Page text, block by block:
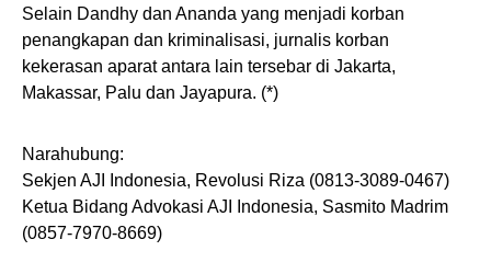
Selain Dandhy dan Ananda yang menjadi korban
penangkapan dan kriminalisasi, jurnalis korban
kekerasan aparat antara lain tersebar di Jakarta,
Makassar, Palu dan Jayapura. (*)
Narahubung:
Sekjen AJI Indonesia, Revolusi Riza (0813-3089-0467)
Ketua Bidang Advokasi AJI Indonesia, Sasmito Madrim
(0857-7970-8669)